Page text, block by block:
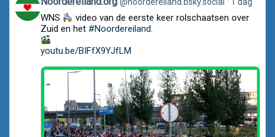
post
by
Noordereiland.org
@noordereiland.bsky.social 1 dag
WNS
video van de eerste keer rolschaatsen over
Zuid en het #Noordereiland.
youtu.be/BIFfX9YJfLM